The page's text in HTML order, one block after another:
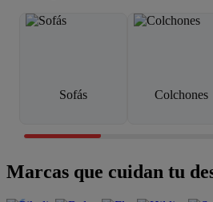
Sofás Colchones
Marcas que cuidan tu